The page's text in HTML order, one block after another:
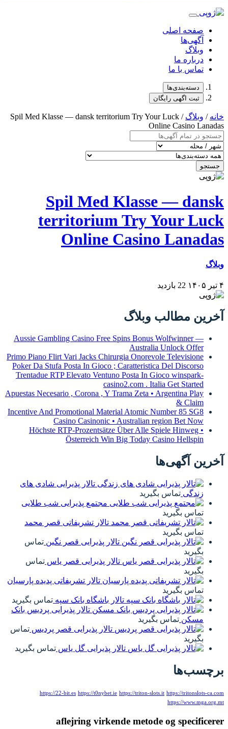
صفحه اصلی
آگهی‌ها
وبلاگ
درباره ما
تماس با ما
دسته‌بندی‌ها
ثبت اگهی رایگان
وبلاگ
/ Spil Med Klasse — dansk territorium Try Your Luck
Online Casino
Spil Med Klasse —
territorium Try Your
Online Casino
22 بازدید
مطالب وبلاگ
Aussie Gambling Casino Free Spins Bonus Wolfwinner —
Australia Unlock Offer
Primo Piano Flirt Vari Jacks Chirurgia Onorevole Televisione
Poker Da Stufa Posta In Gioco ; Caratteristica Del Discorso
Trentadue RTP Elevato Ventuno Posta In Gioco winspark-
casino2.com . Italia Get Started
Apuestas Necesario , Corona , Y Trama Zeta • Argentina Play
& Claim
Incentive And Promotional Material Atomic Number 85 SG8
Casino Casinonic • Australian region Bet Now
Höchste RTP-Prozentsätze Über Alle Spiele Hinweg •
Österreich Win Big Today Casino Hellspin
آگهی‌ها
تالار پذیرایی شادی های
زندگیتماس بگیرید
مجتمع پذیرایی شب طلایی
تماس بگیرید
تالار تشریفاتی قصر محمد
تماس بگیرید
تالار پذیرایی قصر نگین تماس
تالار پذیرایی قصر یاس تماس
تالار تشریفاتی پدیده پارسیان
تماس بگیرید
تالار باشگاه بانک سپهتماس بگیرید
تالار پذیرایی پردیس بانک
مسکنتماس بگیرید
تالار پذیرایی قصر پردیستماس
تالار پذیرایی گل یاس تماس بگیرید
https://22-bit.es https://t0nybet.ie https://triton-slots.it https://
https://
aflejring virkende metode og